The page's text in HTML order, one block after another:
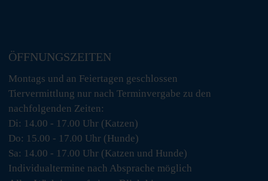
ÖFFNUNGSZEITEN
Montags und an Feiertagen geschlossen
Tiervermittlung nur nach Terminvergabe zu den
nachfolgenden Zeiten:
Di: 14.00 - 17.00 Uhr (Katzen)
Do: 15.00 - 17.00 Uhr (Hunde)
Sa: 14.00 - 17.00 Uhr (Katzen und Hunde)
Individualtermine nach Absprache möglich